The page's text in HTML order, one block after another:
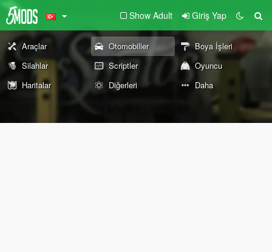
Show Adult Giriş Yap
Araçlar Otomobiller
Boya İşleri
Silahlar
Scriptler
Oyuncu
Haritalar
Diğerleri Daha